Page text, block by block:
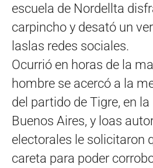
escuela de Nordellta
carpincho y desató un
laslas redes sociales.
Ocurrió en horas de la
hombre se acercó a la
del partido de Tigre, en
Buenos Aires, y loas
electorales le solicitaron
careta para poder